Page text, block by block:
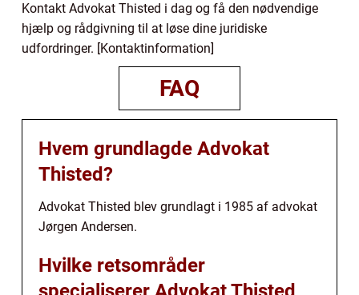
Kontakt Advokat Thisted i dag og få den nødvendige
hjælp og rådgivning til at løse dine juridiske
udfordringer. [Kontaktinformation]
FAQ
Hvem grundlagde Advokat
Thisted?
Advokat Thisted blev grundlagt i 1985 af advokat
Jørgen Andersen.
Hvilke retsområder